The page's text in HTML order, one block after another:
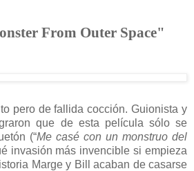
From Outer Space"
pero de fallida cocción. Guionista y
que de esta película sólo se
(“Me casé con un monstruo del
invasión más invencible si empieza
Marge y Bill acaban de casarse